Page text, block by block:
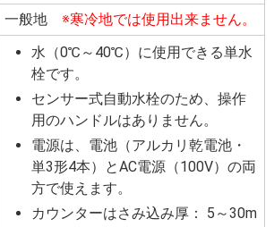
一般地 ※寒冷地では使用出来ません。
水（0℃～40℃）に使用できる単水
栓です。
センサー式自動水栓のため、操作
用のハンドルはありません。
電源は、電池（アルカリ乾電池・
単3形4本）とAC電源（100V）の両
方で使えます。
カウンターはさみ込み厚： 5～30m